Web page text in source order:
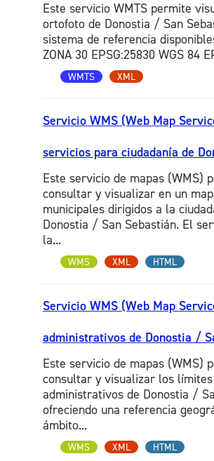
Este servicio WMTS permite
ortofoto de Donostia / San
sistema de referencia disponibles:
ZONA 30 EPSG:25830 WGS 84
WMTS XML
Servicio WMS (Web Map
servicios para ciudadanía de
Este servicio de mapas (WMS)
consultar y visualizar en un
municipales dirigidos a la
Donostia / San Sebastián. El
la...
WMS XML HTML
Servicio WMS (Web Map
administrativos de Donostia /
Este servicio de mapas (WMS)
consultar y visualizar los límites
administrativos de Donostia /
ofreciendo una referencia
ámbito...
WMS XML HTML